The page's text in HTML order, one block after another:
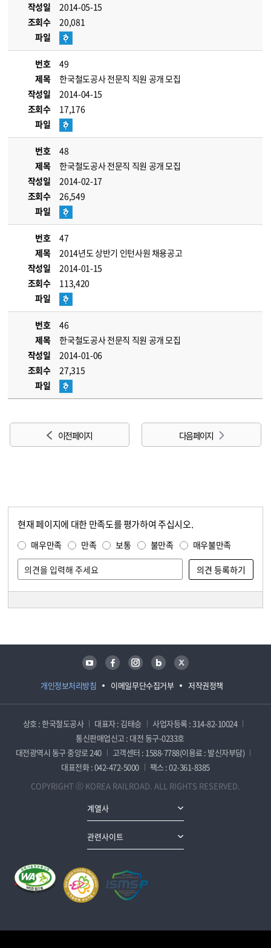
작성일
2014-05-15
조회수
20,081
파일
번호
49
제목
한국철도공사 전문직 직원 공개 모집
작성일
2014-04-15
조회수
17,176
파일
번호
48
제목
한국철도공사 전문직 직원 공개 모집
작성일
2014-02-17
조회수
26,549
파일
번호
47
제목
2014년도 상반기 인턴사원 채용공고
작성일
2014-01-15
조회수
113,420
파일
번호
46
제목
한국철도공사 전문직 직원 공개 모집
작성일
2014-01-06
조회수
27,315
파일
이전 페이지 다음 페이지
현재 페이지에 대한 만족도를 평가하여 주십시오.
매우만족 만족 보통 불만족 매우불만족
개인정보처리방침 이메일무단수집거부 저작권정책
유튜브 페이스북 인스타그램 블로그 트위터
상호 : 한국철도공사 대표자 : 김태승
사업자등록 : 314-82-10024
통신판매업신고 : 대전 동구-0233호
대전광역시 동구 중앙로 240
고객센터 : 1588-7788(이용료 : 발신자부담)
대표전화 : 042-472-5000
팩스 : 02-361-8385
COPYRIGHT ⓒ KOREA RAILROAD. ALL RIGHTS RESERVED.
계열사
관련사이트